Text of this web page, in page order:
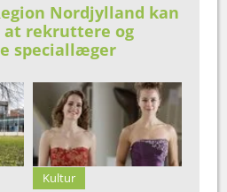
Nordjylland kan
rekruttere og
speciallæger
Kultur